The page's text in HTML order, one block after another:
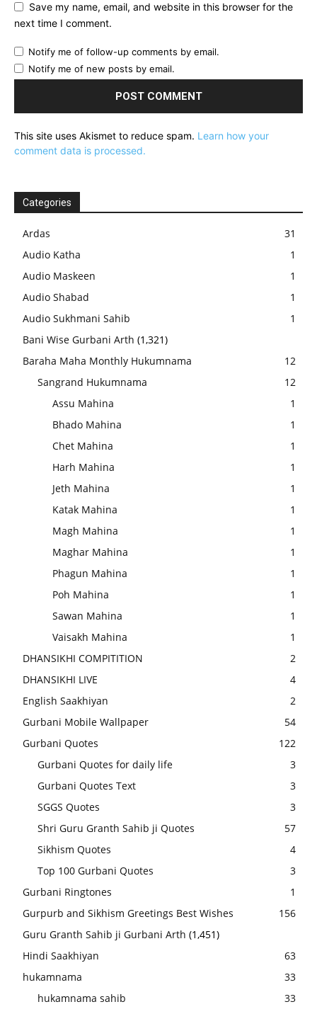
Save my name, email, and website in this browser for the
next time I comment.
Notify me of follow-up comments by email.
Notify me of new posts by email.
This site uses Akismet to reduce spam. Learn how your
comment data is processed.
Categories
Ardas
31
Audio Katha
1
Audio Maskeen
1
Audio Shabad
1
Audio Sukhmani Sahib
1
Bani Wise Gurbani Arth (1,321)
Baraha Maha Monthly Hukumnama
12
Sangrand Hukumnama
12
Assu Mahina
1
Bhado Mahina
1
Chet Mahina
1
Harh Mahina
1
Jeth Mahina
1
Katak Mahina
1
Magh Mahina
1
Maghar Mahina
1
Phagun Mahina
1
Poh Mahina
1
Sawan Mahina
1
Vaisakh Mahina
1
DHANSIKHI COMPITITION
2
DHANSIKHI LIVE
4
English Saakhiyan
2
Gurbani Mobile Wallpaper
54
Gurbani Quotes
122
Gurbani Quotes for daily life
3
Gurbani Quotes Text
3
SGGS Quotes
3
Shri Guru Granth Sahib ji Quotes
57
Sikhism Quotes
4
Top 100 Gurbani Quotes
3
Gurbani Ringtones
1
Gurpurb and Sikhism Greetings Best Wishes
156
Guru Granth Sahib ji Gurbani Arth (1,451)
Hindi Saakhiyan
63
hukamnama
33
hukamnama sahib
33